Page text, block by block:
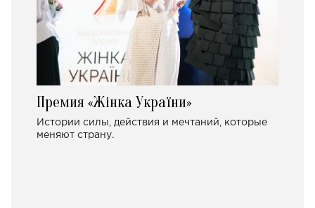
Премия «Жінка України»
Истории силы, действия и мечтаний, которые
меняют страну.